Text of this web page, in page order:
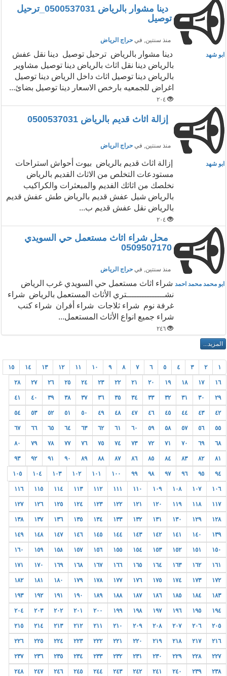
دينا مشوار بالرياض 0500537031_ترحيل
توصيل
منذ سنتين, في حراج الرياض
ابو شهد
دينا مشوار بالرياض ترحيل توصيل دينا نقل عفش
بالرياض دينا نقل اثاث بالرياض دينا توصيل مشاوير
بالرياض دينا توصيل اثاث داخل الرياض دينا توصيل
اغراض للجمعيه بارخص الاسعار دينا توصيل بضائ...
٢٠٤
إزالة اثاث قديم بالرياض 0500537031
منذ سنتين, في حراج الرياض
ابو شهد
إزالة اثاث قديم بالرياض بيوت أحواش استراحات
مستودعات التخلص من الاثاث القديم بالرياض
نخلصك من اثاثك الفديم والمبعثرات والكراكيب
بالرياض شيل عفش قديم بالرياض طش عفش قديم
بالرياض نقل عفش قديم ب...
٢٠٤
محل شراء اثاث مستعمل حي السويدي
0509507170
منذ سنتين, في حراج الرياض
ابو محمد محمد احمد شراء اثاث مستعمل حي السويدي غرب الرياض
نشـــــــــــــــتري الأثاث المستعمل بالرياض شراء
غرفة نوم شراء ثلاجات شراء أفران شراء كنب
شراء جميع انواع الأثاث المستعمل...
٢٤٦
١ ٢ ٣ ٤ ٥ ٦ ٧ ٨ ٩ ١٠ ١١ ١٢ ١٣ ١٤ ١٥
١٦ ١٧ ١٨ ١٩ ٢٠ ٢١ ٢٢ ٢٣ ٢٤ ٢٥ ٢٦ ٢٧ ٢٨
٢٩ ٣٠ ٣١ ٣٢ ٣٣ ٣٤ ٣٥ ٣٦ ٣٧ ٣٨ ٣٩ ٤٠ ٤١
٤٢ ٤٣ ٤٤ ٤٥ ٤٦ ٤٧ ٤٨ ٤٩ ٥٠ ٥١ ٥٢ ٥٣ ٥٤
٥٥ ٥٦ ٥٧ ٥٨ ٥٩ ٦٠ ٦١ ٦٢ ٦٣ ٦٤ ٦٥ ٦٦ ٦٧
٦٨ ٦٩ ٧٠ ٧١ ٧٢ ٧٣ ٧٤ ٧٥ ٧٦ ٧٧ ٧٨ ٧٩ ٨٠
٨١ ٨٢ ٨٣ ٨٤ ٨٥ ٨٦ ٨٧ ٨٨ ٨٩ ٩٠ ٩١ ٩٢ ٩٣
٩٤ ٩٥ ٩٦ ٩٧ ٩٨ ٩٩ ١٠٠ ١٠١ ١٠٢ ١٠٣ ١٠٤ ١٠٥
١٠٦ ١٠٧ ١٠٨ ١٠٩ ١١٠ ١١١ ١١٢ ١١٣ ١١٤ ١١٥ ١١٦
١١٧ ١١٨ ١١٩ ١٢٠ ١٢١ ١٢٢ ١٢٣ ١٢٤ ١٢٥ ١٢٦ ١٢٧
١٢٨ ١٢٩ ١٣٠ ١٣١ ١٣٢ ١٣٣ ١٣٤ ١٣٥ ١٣٦ ١٣٧ ١٣٨
١٣٩ ١٤٠ ١٤١ ١٤٢ ١٤٣ ١٤٤ ١٤٥ ١٤٦ ١٤٧ ١٤٨ ١٤٩
١٥٠ ١٥١ ١٥٢ ١٥٣ ١٥٤ ١٥٥ ١٥٦ ١٥٧ ١٥٨ ١٥٩ ١٦٠
١٦١ ١٦٢ ١٦٣ ١٦٤ ١٦٥ ١٦٦ ١٦٧ ١٦٨ ١٦٩ ١٧٠ ١٧١
١٧٢ ١٧٣ ١٧٤ ١٧٥ ١٧٦ ١٧٧ ١٧٨ ١٧٩ ١٨٠ ١٨١ ١٨٢
١٨٣ ١٨٤ ١٨٥ ١٨٦ ١٨٧ ١٨٨ ١٨٩ ١٩٠ ١٩١ ١٩٢ ١٩٣
١٩٤ ١٩٥ ١٩٦ ١٩٧ ١٩٨ ١٩٩ ٢٠٠ ٢٠١ ٢٠٢ ٢٠٣ ٢٠٤
٢٠٥ ٢٠٦ ٢٠٧ ٢٠٨ ٢٠٩ ٢١٠ ٢١١ ٢١٢ ٢١٣ ٢١٤ ٢١٥
٢١٦ ٢١٧ ٢١٨ ٢١٩ ٢٢٠ ٢٢١ ٢٢٢ ٢٢٣ ٢٢٤ ٢٢٥ ٢٢٦
٢٢٧ ٢٢٨ ٢٢٩ ٢٣٠ ٢٣١ ٢٣٢ ٢٣٣ ٢٣٤ ٢٣٥ ٢٣٦ ٢٣٧
٢٣٨ ٢٣٩ ٢٤٠ ٢٤١ ٢٤٢ ٢٤٣ ٢٤٤ ٢٤٥ ٢٤٦ ٢٤٧ ٢٤٨